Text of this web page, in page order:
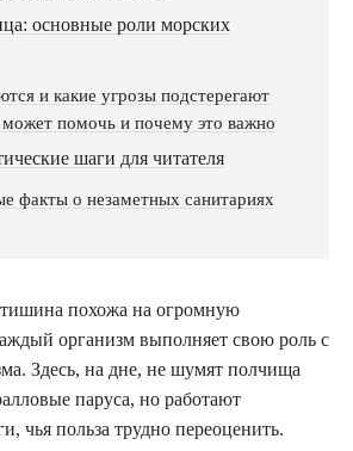
основные роли морских
и какие угрозы подстерегают
может помочь и почему это важно
шаги для читателя
факты о незаметных санитариях
похожа на огромную
организм выполняет свою роль с
Здесь, на дне, не шумят полчища
паруса, но работают
чья польза трудно переоценить.